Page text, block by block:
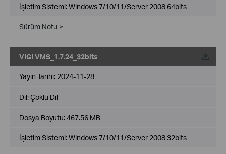
İşletim Sistemi: Windows 7/10/11/Server 2008 64bits
Sürüm Notu >
VIGI VMS_1.7.24_32bits
Yayın Tarihi: 2024-11-28
Dil:Çoklu Dil
Dosya Boyutu:467.56 MB
İşletim Sistemi: Windows 7/10/11/Server 2008 32bits